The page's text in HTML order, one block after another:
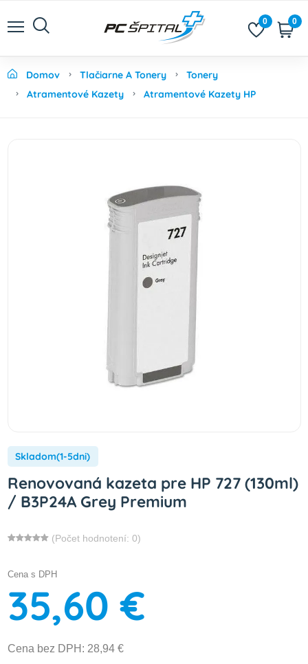
0 0
Domov Tlačiarne A Tonery
Tonery
Atramentové Kazety
Atramentové Kazety HP
Skladom(1-5dni)
Renovovaná kazeta pre HP 727 (130ml)
/ B3P24A Grey Premium
(Počet hodnotení: 0)
Cena s DPH
35,60 €
Cena bez DPH: 28,94 €